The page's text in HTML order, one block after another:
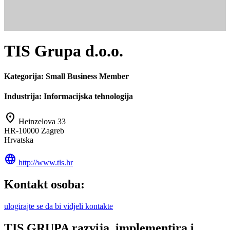
TIS Grupa d.o.o.
Kategorija: Small Business Member
Industrija: Informacijska tehnologija
location_on Heinzelova 33
HR-10000 Zagreb
Hrvatska
language http://www.tis.hr
Kontakt osoba:
ulogirajte se da bi vidjeli kontakte